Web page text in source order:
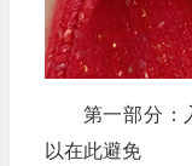
第一部分：
以在此避免